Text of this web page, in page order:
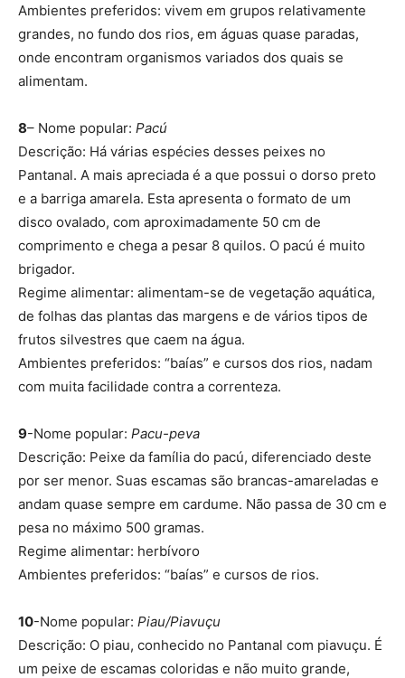
Ambientes preferidos: vivem em grupos relativamente
grandes, no fundo dos rios, em águas quase paradas,
onde encontram organismos variados dos quais se
alimentam.
8– Nome popular: Pacú
Descrição: Há várias espécies desses peixes no
Pantanal. A mais apreciada é a que possui o dorso preto
e a barriga amarela. Esta apresenta o formato de um
disco ovalado, com aproximadamente 50 cm de
comprimento e chega a pesar 8 quilos. O pacú é muito
brigador.
Regime alimentar: alimentam-se de vegetação aquática,
de folhas das plantas das margens e de vários tipos de
frutos silvestres que caem na água.
Ambientes preferidos: “baías” e cursos dos rios, nadam
com muita facilidade contra a correnteza.
9-Nome popular: Pacu-peva
Descrição: Peixe da família do pacú, diferenciado deste
por ser menor. Suas escamas são brancas-amareladas e
andam quase sempre em cardume. Não passa de 30 cm e
pesa no máximo 500 gramas.
Regime alimentar: herbívoro
Ambientes preferidos: “baías” e cursos de rios.
10-Nome popular: Piau/Piavuçu
Descrição: O piau, conhecido no Pantanal com piavuçu. É
um peixe de escamas coloridas e não muito grande,